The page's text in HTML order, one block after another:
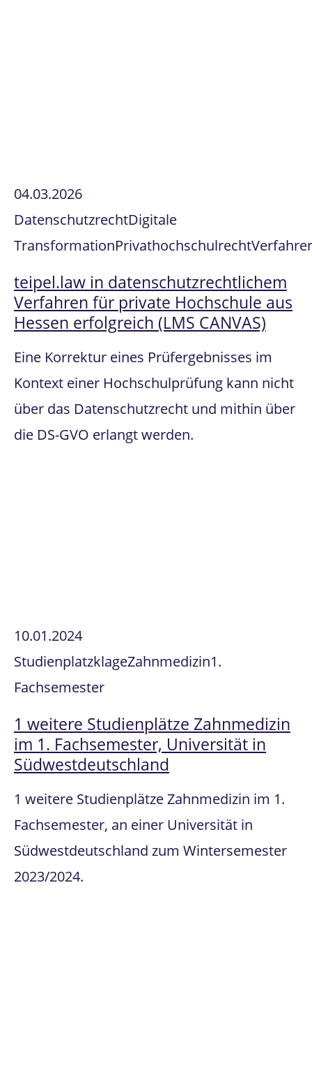
04.03.2026
DatenschutzrechtDigitale
TransformationPrivathochschulrecht
teipel.law in datenschutzrechtlichem
Verfahren für private Hochschule aus
Hessen erfolgreich (LMS CANVAS)
Eine Korrektur eines Prüfergebnisses im
Kontext einer Hochschulprüfung kann nicht
über das Datenschutzrecht und mithin über
die DS-GVO erlangt werden.
10.01.2024
StudienplatzklageZahnmedizin1.
Fachsemester
1 weitere Studienplätze Zahnmedizin
im 1. Fachsemester, Universität in
Südwestdeutschland
1 weitere Studienplätze Zahnmedizin im 1.
Fachsemester, an einer Universität in
Südwestdeutschland zum Wintersemester
2023/2024.